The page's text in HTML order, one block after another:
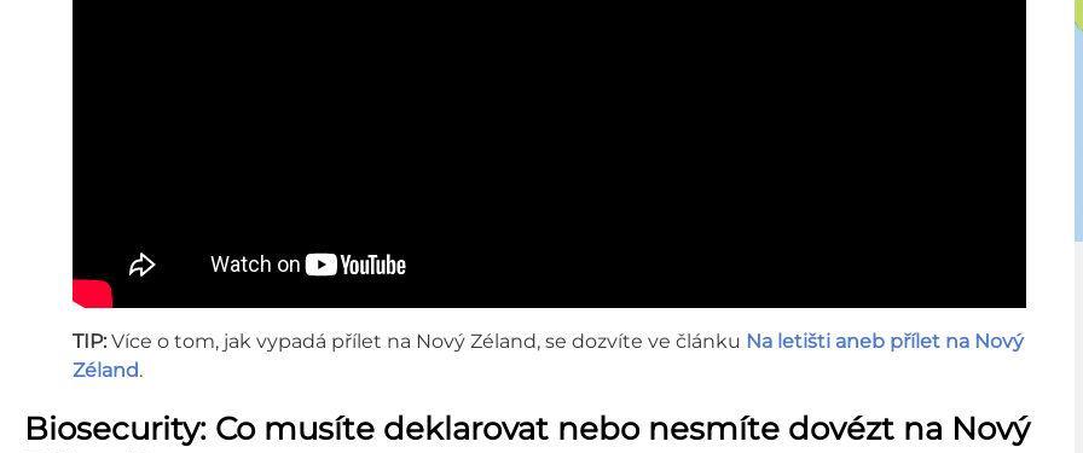
TIP: Více o tom, jak vypadá přílet na Nový Zéland, se dozvíte ve článku Na letišti aneb přílet na Nový
Zéland.
Biosecurity: Co musíte deklarovat nebo nesmíte dovézt na Nový